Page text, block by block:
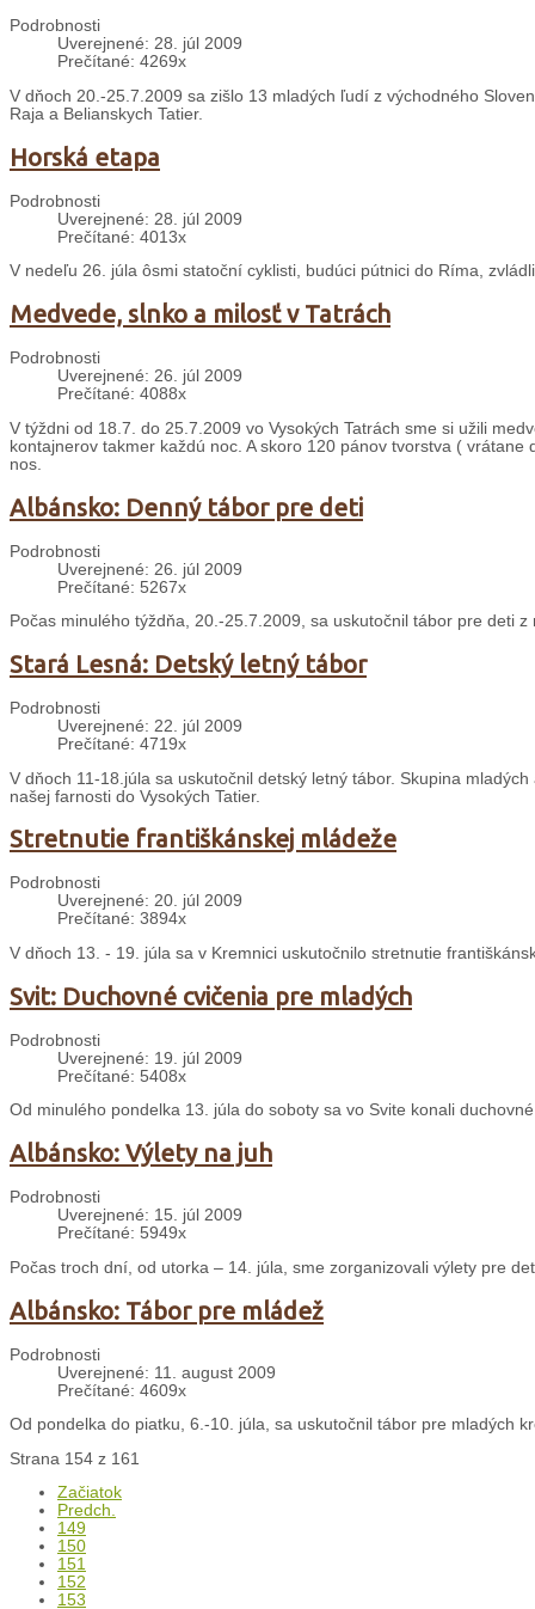
Podrobnosti
Uverejnené: 28. júl 2009
Prečítané: 4269x
V dňoch 20.-25.7.2009 sa zišlo 13 mladých ľudí z východného
Raja a Belianskych Tatier.
Horská etapa
Podrobnosti
Uverejnené: 28. júl 2009
Prečítané: 4013x
V nedeľu 26. júla ôsmi statoční cyklisti, budúci pútnici do Ríma,
Medvede, slnko a milosť v Tatrách
Podrobnosti
Uverejnené: 26. júl 2009
Prečítané: 4088x
V týždni od 18.7. do 25.7.2009 vo Vysokých Tatrách sme si užili
kontajnerov takmer každú noc. A skoro 120 pánov tvorstva (
nos.
Albánsko: Denný tábor pre deti
Podrobnosti
Uverejnené: 26. júl 2009
Prečítané: 5267x
Počas minulého týždňa, 20.-25.7.2009, sa uskutočnil tábor pre deti z
Stará Lesná: Detský letný tábor
Podrobnosti
Uverejnené: 22. júl 2009
Prečítané: 4719x
V dňoch 11-18.júla sa uskutočnil detský letný tábor. Skupina
našej farnosti do Vysokých Tatier.
Stretnutie františkánskej mládeže
Podrobnosti
Uverejnené: 20. júl 2009
Prečítané: 3894x
V dňoch 13. - 19. júla sa v Kremnici uskutočnilo stretnutie
Svit: Duchovné cvičenia pre mladých
Podrobnosti
Uverejnené: 19. júl 2009
Prečítané: 5408x
Od minulého pondelka 13. júla do soboty sa vo Svite konali
Albánsko: Výlety na juh
Podrobnosti
Uverejnené: 15. júl 2009
Prečítané: 5949x
Počas troch dní, od utorka – 14. júla, sme zorganizovali výlety pre
Albánsko: Tábor pre mládež
Podrobnosti
Uverejnené: 11. august 2009
Prečítané: 4609x
Od pondelka do piatku, 6.-10. júla, sa uskutočnil tábor pre mladých
Strana 154 z 161
Začiatok
Predch.
149
150
151
152
153